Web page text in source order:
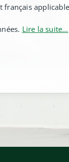
français
Lire la suite…